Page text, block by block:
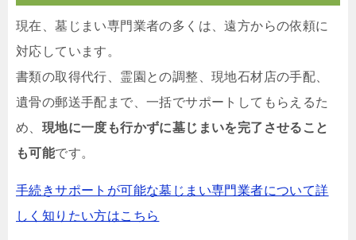
現在、墓じまい専門業者の多くは、遠方からの依頼に
対応しています。
書類の取得代行、霊園との調整、現地石材店の手配、
遺骨の郵送手配まで、一括でサポートしてもらえるた
め、 現地に一度も行かずに墓じまいを完了させること
も可能です。
手続きサポートが可能な墓じまい専門業者について詳
しく知りたい方はこちら